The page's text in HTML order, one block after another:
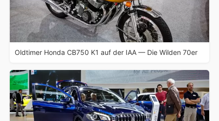
Oldtimer Honda CB750 K1 auf der IAA — Die Wilden 70er